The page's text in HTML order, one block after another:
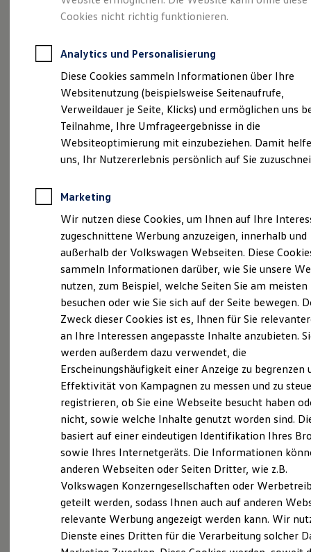
Kleinwagen-Leasing
Leasing ohne Anzahlung
Autokredit mit Schlussrate
Versicherungen und Garantien
Kfz-Versicherung
Restschuldversicherungen
Garantien
Wartungsverträge
Geschäftskunden
Professional Class bei Volkswagen
Großkunden
Behörden
Anpfiff zum Gewinn
Elektroautos
ID. Tutorials
Elektrofahrzeugkonzepte
Reichweite
Reichweite der ID. Modelle
Reichweite im Winter
Laden
Laden unterwegs
Laden Zuhause
Ladezeitensimulator
Batterie
Sicherheit
Garantie und Lebensdauer
Nachhaltigkeit
Technologie
Kosten und Kauf
Verbrauchskosten
Kaufoptionen
E-Auto-Förderung
Software und Konnektivität
Die ID. Software 6
ID. Software Versionen und Updates
Digitale Extras
Schnittstellen zu Ihrem ID.
Der Golf.
Impressum & Rechtliches
Probefahrt vereinbaren
Fahrzeugangebot anfordern
Servicetermin buchen
Serviceanfrage stellen
Details des Golf
Cookies nicht richtig funktionieren.
Analytics und Personalisierung
Diese Cookies sammeln Informationen über Ihre
Websitenutzung (beispielsweise Seitenaufrufe,
Verweildauer je Seite, Klicks) und ermöglichen uns
Teilnahme, Ihre Umfrageergebnisse in die
Websiteoptimierung mit einzubeziehen. Damit
uns, Ihr Nutzererlebnis persönlich auf Sie
Marketing
Wir nutzen diese Cookies, um Ihnen auf Ihre
zugeschnittene Werbung anzuzeigen, innerhalb und
außerhalb der Volkswagen Webseiten. Diese
sammeln Informationen darüber, wie Sie unsere
nutzen, zum Beispiel, welche Seiten Sie am meisten
besuchen oder wie Sie sich auf der Seite bewegen.
Zweck dieser Cookies ist es, Ihnen für Sie
an Ihre Interessen angepasste Inhalte anzubieten.
werden außerdem dazu verwendet, die
Erscheinungshäufigkeit einer Anzeige zu begrenzen
Effektivität von Kampagnen zu messen und zu
registrieren, ob Sie eine Webseite besucht haben
nicht, sowie welche Inhalte genutzt worden sind.
basiert auf einer eindeutigen Identifikation Ihres
sowie Ihres Internetgeräts. Die Informationen
anderen Webseiten oder Seiten Dritter, wie z.B.
Volkswagen Konzerngesellschaften oder
geteilt werden, sodass Ihnen auch auf anderen
relevante Werbung angezeigt werden kann. Wir
Dienste eines Dritten für die Verarbeitung solcher